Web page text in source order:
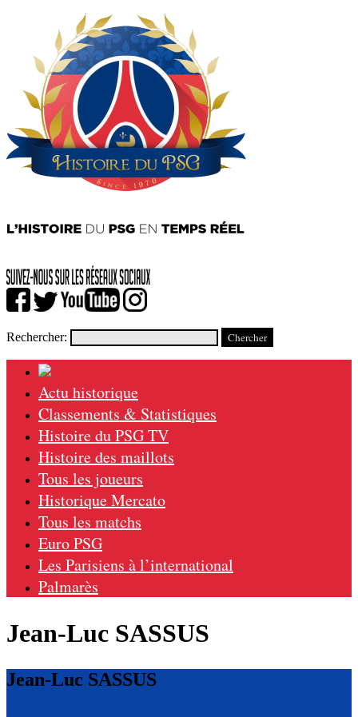
Rechercher:
Actu historique
Classements & Statistiques
Histoire du PSG TV
Histoire des maillots
Tous les joueurs
Historique Mercato
Tous les matchs
Euro PSG
Les Parisiens à l’international
Palmarès
Jean-Luc SASSUS
Jean-Luc SASSUS